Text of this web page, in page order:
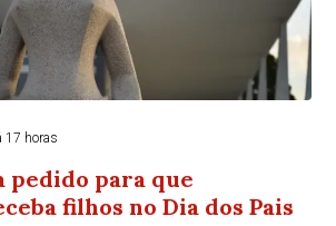
17 horas
pedido para que
filhos no Dia dos Pais